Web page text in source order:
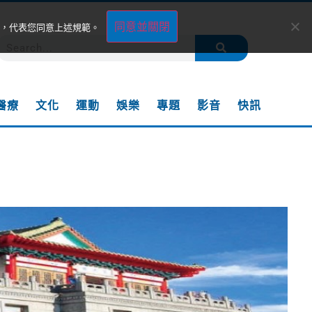
療 文化 運動 娛樂 專題 影音 快訊
代表您同意上述規範。 同意並關閉